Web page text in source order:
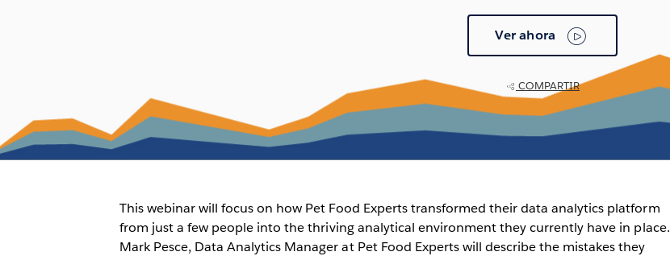
Ver ahora
COMPARTIR
This webinar will focus on how Pet Food Experts transformed their data analytics platform
from just a few people into the thriving analytical environment they currently have in place.
Mark Pesce, Data Analytics Manager at Pet Food Experts will describe the mistakes they